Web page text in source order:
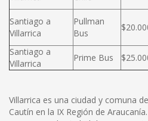
Santiago a
Villarrica
Pullman
Bus
Santiago a
Villarrica
Prime Bus
Villarrica es una ciudad y comuna
Cautín en la IX Región de